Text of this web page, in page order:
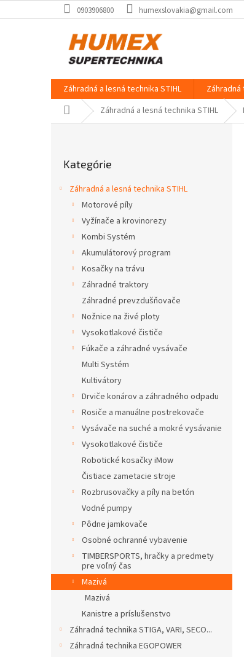
na
0903906800 humexslovakia@gmail.com
Záhradná a lesná technika STIHL Záhradná
Domov Záhradná a lesná technika STIHL
kategórie
Kategórie
Záhradná a lesná technika STIHL
Motorové píly
Vyžínače a krovinorezy
Kombi Systém
Akumulátorový program
Kosačky na trávu
Záhradné traktory
Záhradné prevzdušňovače
Nožnice na živé ploty
Vysokotlakové čističe
Fúkače a záhradné vysávače
Multi Systém
Kultivátory
Drviče konárov a záhradného odpadu
Rosiče a manuálne postrekovače
Vysávače na suché a mokré vysávanie
Vysokotlakové čističe
Robotické kosačky iMow
Čistiace zametacie stroje
Rozbrusovačky a píly na betón
Vodné pumpy
Pôdne jamkovače
Osobné ochranné vybavenie
TIMBERSPORTS, hračky a predmety
pre voľný čas
Mazivá
Mazivá
Kanistre a príslušenstvo
Záhradná technika STIGA, VARI, SECO...
Záhradná technika EGOPOWER